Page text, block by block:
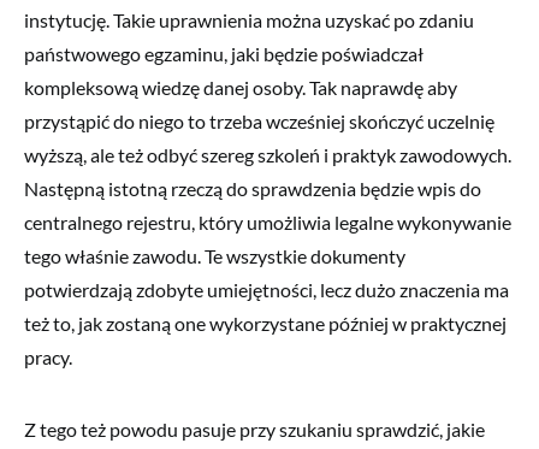
instytucję. Takie uprawnienia można uzyskać po zdaniu
państwowego egzaminu, jaki będzie poświadczał
kompleksową wiedzę danej osoby. Tak naprawdę aby
przystąpić do niego to trzeba wcześniej skończyć uczelnię
wyższą, ale też odbyć szereg szkoleń i praktyk zawodowych.
Następną istotną rzeczą do sprawdzenia będzie wpis do
centralnego rejestru, który umożliwia legalne wykonywanie
tego właśnie zawodu. Te wszystkie dokumenty
potwierdzają zdobyte umiejętności, lecz dużo znaczenia ma
też to, jak zostaną one wykorzystane później w praktycznej
pracy.
Z tego też powodu pasuje przy szukaniu sprawdzić, jakie